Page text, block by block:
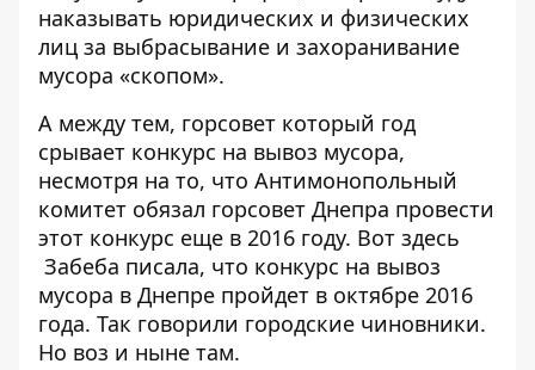
наказывать юридических и физических
лиц за выбрасывание и захоранивание
мусора «скопом».
А между тем, горсовет который год
срывает конкурс на вывоз мусора,
несмотря на то, что Антимонопольный
комитет обязал горсовет Днепра провести
этот конкурс еще в 2016 году. Вот здесь
Забеба писала, что конкурс на вывоз
мусора в Днепре пройдет в октябре 2016
года. Так говорили городские чиновники.
Но воз и ныне там.